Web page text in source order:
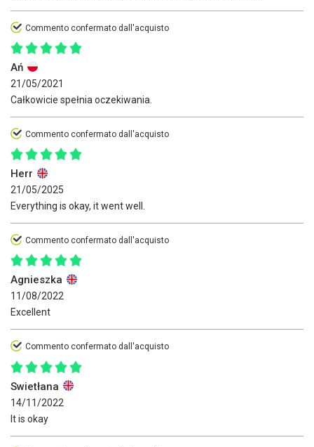
Commento confermato dall'acquisto
Ań
21/05/2021
Całkowicie spełnia oczekiwania.
Commento confermato dall'acquisto
Herr
21/05/2025
Everything is okay, it went well.
Commento confermato dall'acquisto
Agnieszka
11/08/2022
Excellent
Commento confermato dall'acquisto
Swietłana
14/11/2022
It is okay